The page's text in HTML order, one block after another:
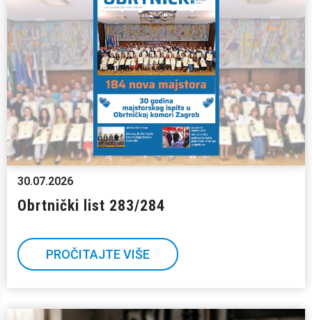
30.07.2026
Obrtnički list 283/284
PROČITAJTE VIŠE